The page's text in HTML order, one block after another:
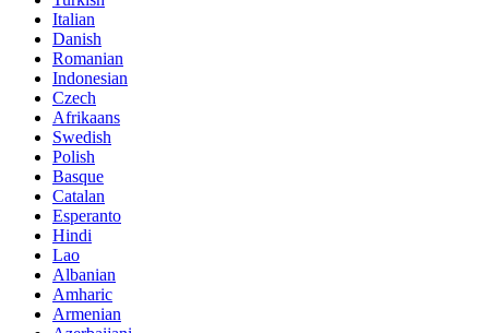
Italian
Danish
Romanian
Indonesian
Czech
Afrikaans
Swedish
Polish
Basque
Catalan
Esperanto
Hindi
Lao
Albanian
Amharic
Armenian